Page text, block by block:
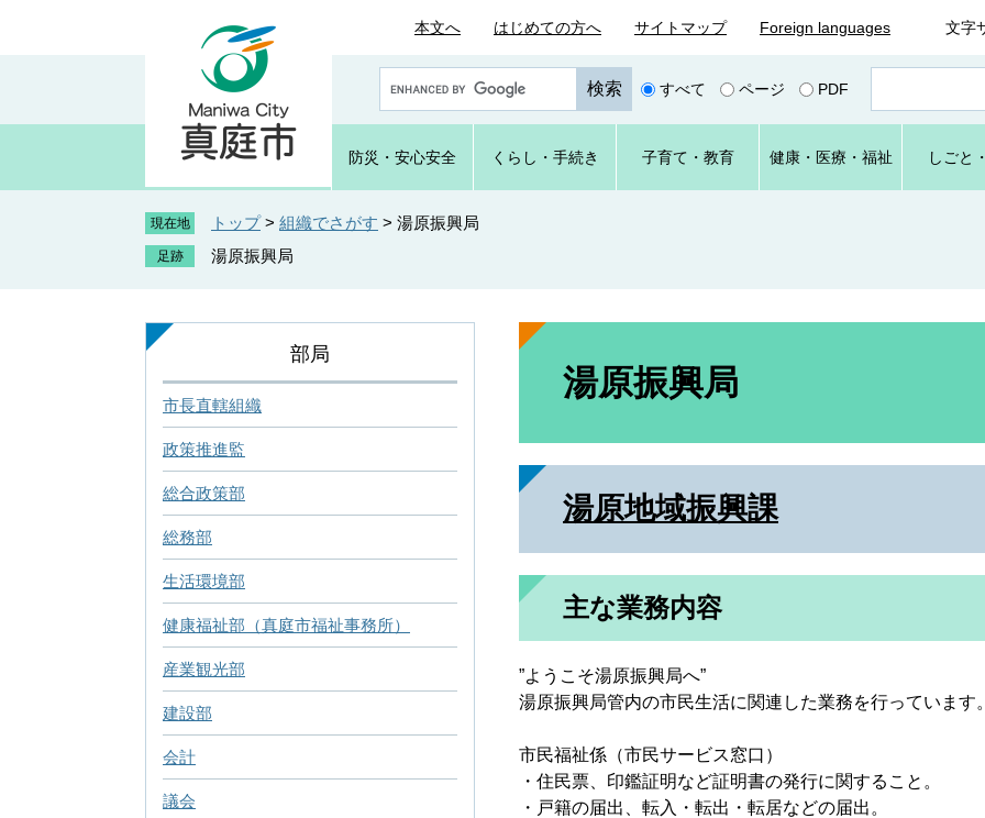
本文へ はじめての方へ サイトマップ Foreign languages 文字
o
e
カ
すべて ページ PDF
ジ
番
号
を
防災・ 安心安全 くらし ・手続き 子育て ・教育 健康・ 医療・ 福祉 しごと
現在地 トップ > 組織でさがす > 湯原振興局
湯原振興局
本
湯原振興局
湯原地域振興課
主な業務内容
”ようこそ湯原振興局へ”
湯原振興局管内の市民生活に関連した業務を行っていま
市民福祉係（市民サービス窓口）
・住民票、印鑑証明など証明書の発行に関すること。
・戸籍の届出、転入・転出・転居などの届出。
部局
市長直轄組織
政策推進監
総合政策部
総務部
生活環境部
健康福祉部（真庭市福祉事務所）
産業観光部
建設部
会計
議会